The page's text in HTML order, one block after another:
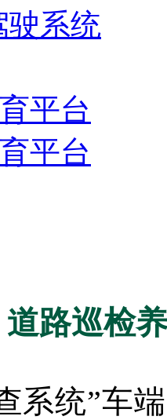
驶系统
平台
平台
道路巡检
系统”车